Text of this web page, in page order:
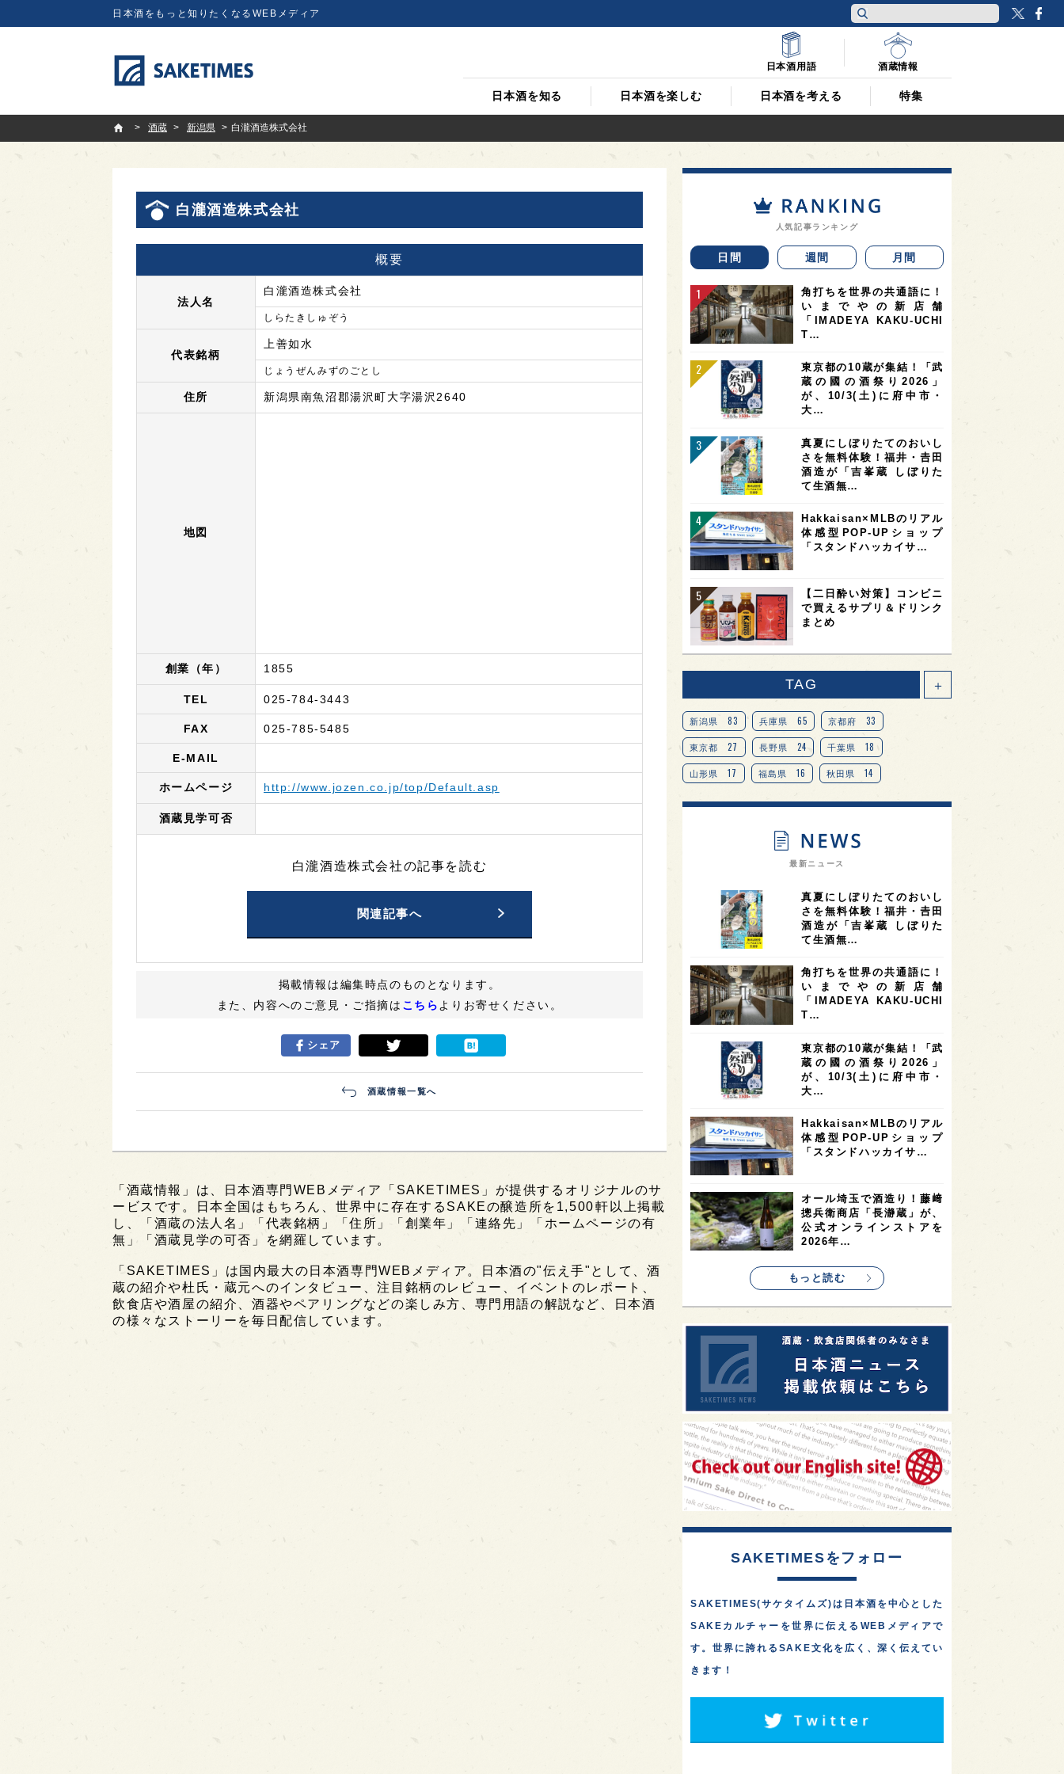
日本酒をもっと知りたくなるWEBメディア
日本酒を知る 日本酒を楽しむ 日本酒を考える 特集
日本酒用語 酒蔵情報
SAKETIMES
酒蔵
新潟県 白瀧酒造株式会社
白瀧酒造株式会社
概要
法人名
白瀧酒造株式会社
しらたきしゅぞう
代表銘柄
上善如水
じょうぜんみずのごとし
住所 新潟県南魚沼郡湯沢町大字湯沢2640
地図
創業（年） 1855
TEL 025-784-3443
FAX 025-785-5485
E-MAIL
ホームページ http://www.jozen.co.jp/top/Default.asp
酒蔵見学可否
白瀧酒造株式会社の記事を読む
関連記事へ
掲載情報は編集時点のものとなります。
また、内容へのご意見・ご指摘は こちら よりお寄せください。
シェア
酒蔵情報一覧へ
「酒蔵情報」は、日本酒専門WEBメディア「SAKETIMES」が提供するオリジナルのサ
ービスです。日本全国はもちろん、世界中に存在するSAKEの醸造所を1,500軒以上掲載
し、「酒蔵の法人名」「代表銘柄」「住所」「創業年」「連絡先」「ホームページの有
無」「酒蔵見学の可否」を網羅しています。
「SAKETIMES」は国内最大の日本酒専門WEBメディア。日本酒の"伝え手"として、酒
蔵の紹介や杜氏・蔵元へのインタビュー、注目銘柄のレビュー、イベントのレポート、
飲食店や酒屋の紹介、酒器やペアリングなどの楽しみ方、専門用語の解説など、日本酒
の様々なストーリーを毎日配信しています。
人気記事ランキング
日間 週間 月間
角打ちを世界の共通語に！
いまでやの新店舗
「IMADEYA KAKU-UCHI
T…
東京都の10蔵が集結！「武
蔵の國の酒祭り2026」
が、10/3(土)に府中市・
大…
真夏にしぼりたてのおいし
さを無料体験！福井・𠮷田
酒造が「吉峯蔵 しぼりた
て生酒無…
Hakkaisan×MLBのリアル
体感型POP-UPショップ
「スタンドハッカイサ…
【二日酔い対策】コンビニ
で買えるサプリ＆ドリンク
まとめ
TAG ＋
東京都 27 長野県 24 千葉県 18
山形県 17 福島県 16
13 茨城県 12 栃木県 11
オピニオンリーダーの視点
広島県 8 山梨県 7
石川県 7 奈良県 滋賀県 7 和歌山県 6
6 フランス
SAKE100 5 佐賀県 5 岡山県 5 岩手県 4
山口県 4 アメリカ 4 神奈川県 4
大分県 4 三重県 3 大阪府
スペイン 香港 福井県
SAKEの時代を生きる 2 静岡県 1 長崎県 1
全蔵めぐり 1 シンガポール 1 カナダ 1
群馬県 1 熊本県
イギリス 1 ノルウェー 1 新宿区 1
歌舞伎町 1 沖縄県 1 鳥取県
saketimes_image_4 1
真夏にしぼりたてのおいし
さを無料体験！福井・𠮷田
角打ちを世界の共通語に！
いまでやの新店舗
「IMADEYA KAKU-UCHI
東京都の10蔵が集結！「武
大…
Hakkaisan×MLBのリアル
体感型POP-UPショップ
「スタンドハッカイサ…
オール埼玉で酒造り！藤﨑
摠兵衛商店「長瀞蔵」が、
公式オンラインストアを
2026年…